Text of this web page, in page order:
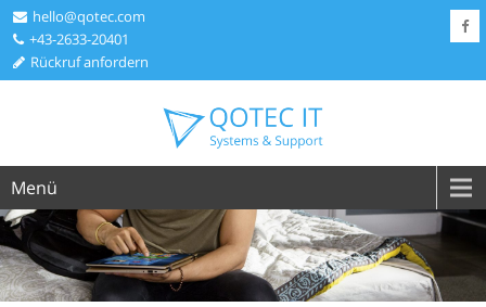
hello@qotec.com
+43-2633-20401
Rückruf anfordern
Menü